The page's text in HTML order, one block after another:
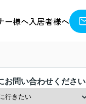
ー様へ入居者様へ
お問い合わせください